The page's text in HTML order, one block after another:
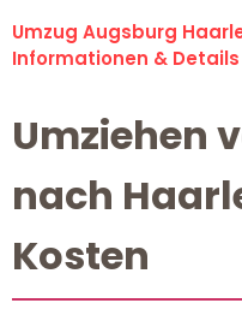
Umzug Augsburg
Informationen & Details
Umziehen
nach
Kosten